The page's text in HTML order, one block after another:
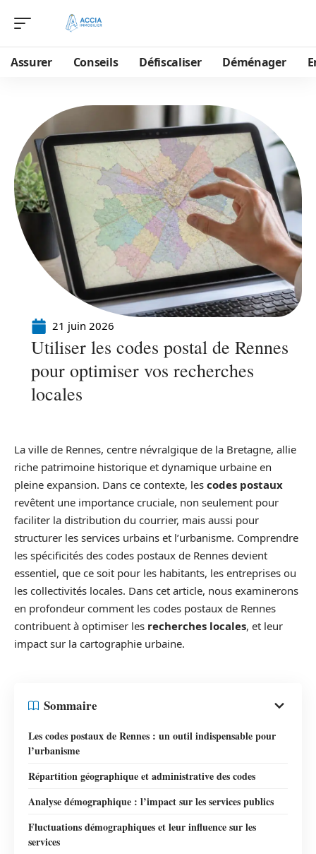
Assurer Conseils Défiscaliser Déménager
21 juin 2026
Utiliser les codes postal de Rennes
pour optimiser vos recherches
locales
La ville de Rennes, centre névralgique de la Bretagne, allie
riche patrimoine historique et dynamique urbaine en
pleine expansion. Dans ce contexte, les codes postaux
revêtent une importance cruciale, non seulement pour
faciliter la distribution du courrier, mais aussi pour
structurer les services urbains et l’urbanisme. Comprendre
les spécificités des codes postaux de Rennes devient
essentiel, que ce soit pour les habitants, les entreprises ou
les collectivités locales. Dans cet article, nous examinerons
en profondeur comment les codes postaux de Rennes
contribuent à optimiser les recherches locales, et leur
impact sur la cartographie urbaine.
Sommaire
Les codes postaux de Rennes : un outil indispensable pour
l’urbanisme
Répartition géographique et administrative des codes
Analyse démographique : l’impact sur les services publics
Fluctuations démographiques et leur influence sur les
services